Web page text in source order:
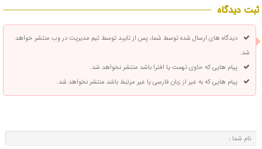
ثبت دیدگاه
دیدگاه های ارسال شده توسط شما، پس از تایید توسط تیم مدیریت در وب منتشر خواهد
شد.
پیام هایی که حاوی تهمت یا افترا باشد منتشر نخواهد شد.
پیام هایی که به غیر از زبان فارسی یا غیر مرتبط باشد منتشر نخواهد شد.